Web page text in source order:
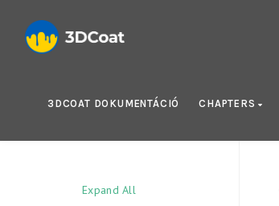
3DCOAT DOKUMENTÁCIÓ CHAPTERS
Expand All